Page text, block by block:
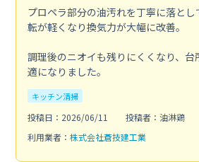
プロペラ部分の油汚れを丁寧に落と
転が軽くなり換気力が大幅に改善。
調理後のニオイも残りにくくなり、
適になりました。
キッチン清掃
投稿日：2026/06/11
投稿者：油淋鶏
利用業者： 株式会社蒼技建工業